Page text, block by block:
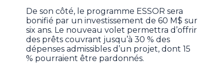
De son côté, le programme ESSOR sera
bonifié par un investissement de 60 M$ sur
six ans. Le nouveau volet permettra d’offrir
des prêts couvrant jusqu’à 30 % des
dépenses admissibles d’un projet, dont 15
% pourraient être pardonnés.